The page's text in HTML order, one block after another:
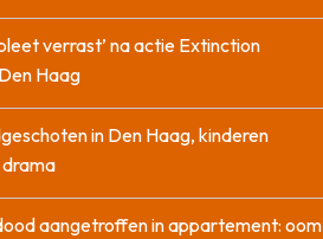
verrast’ na actie Extinction
Haag
in Den Haag, kinderen
aangetroffen in appartement: oom